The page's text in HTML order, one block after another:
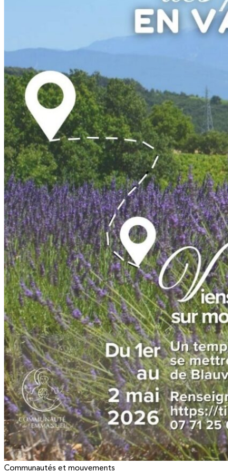
Communautés et mouvements